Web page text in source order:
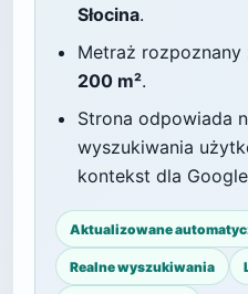
Słocina.
Metraż
200 m².
Strona odpowiada
wyszukiwania
kontekst dla
Aktualizowane
Realne wyszukiwania